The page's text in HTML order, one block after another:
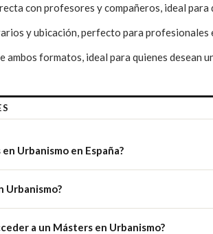
con profesores y compañeros, ideal para
y ubicación, perfecto para
ambos formatos, ideal para quienes desean
Urbanismo en España?
Urbanismo?
a un Másters en Urbanismo?